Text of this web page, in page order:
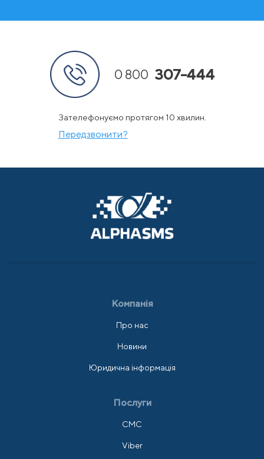
0 800 307-444
Зателефонуємо протягом 10 хвилин.
Передзвонити?
Компанія
Про нас
Новини
Юридична інформація
Послуги
СМС
Viber